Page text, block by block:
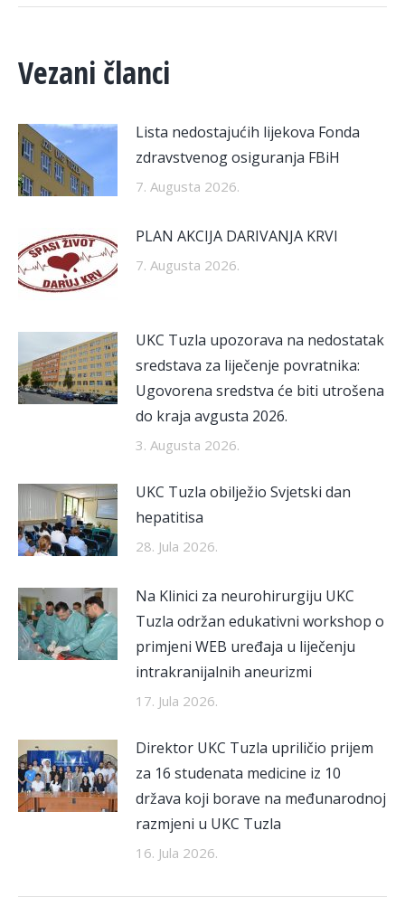
Vezani članci
Lista nedostajućih lijekova Fonda
zdravstvenog osiguranja FBiH
7. Augusta 2026.
PLAN AKCIJA DARIVANJA KRVI
7. Augusta 2026.
UKC Tuzla upozorava na nedostatak
sredstava za liječenje povratnika:
Ugovorena sredstva će biti utrošena
do kraja avgusta 2026.
3. Augusta 2026.
UKC Tuzla obilježio Svjetski dan
hepatitisa
28. Jula 2026.
Na Klinici za neurohirurgiju UKC
Tuzla održan edukativni workshop o
primjeni WEB uređaja u liječenju
intrakranijalnih aneurizmi
17. Jula 2026.
Direktor UKC Tuzla upriličio prijem
za 16 studenata medicine iz 10
država koji borave na međunarodnoj
razmjeni u UKC Tuzla
16. Jula 2026.